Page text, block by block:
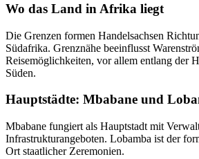
Wo das Land in Afrika liegt
Die Grenzen formen Handelsachsen
Südafrika. Grenznähe beeinflusst
Reisemöglichkeiten, vor allem entlang der
Süden.
Hauptstädte: Mbabane und
Mbabane fungiert als Hauptstadt mit
Infrastrukturangeboten. Lobamba ist der
Ort staatlicher Zeremonien.